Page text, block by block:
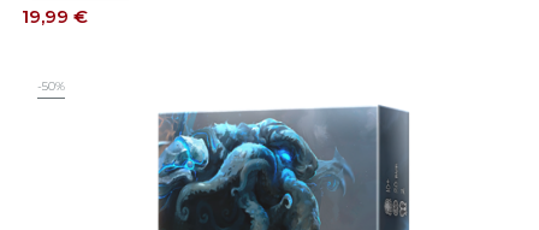
Precio
19,99 €
-50%